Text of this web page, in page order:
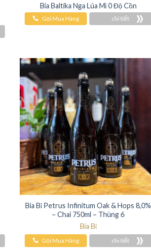
Bia Baltika Nga Lúa Mì 0 Độ Cồn
Gọi Mua Hàng chi tiết
Bia Bỉ Petrus Infinitum Oak & Hops 8,0%
– Chai 750ml – Thùng 6
Bia Bỉ
Gọi Mua Hàng chi tiết